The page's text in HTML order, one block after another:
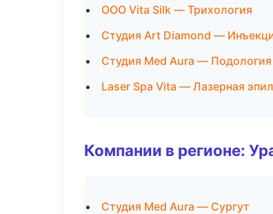
ООО Vita Silk — Трихология
Студия Art Diamond —
Студия Med Aura — Подология
Laser Spa Vita — Лазерная
Компании в регионе:
Студия Med Aura — Сургут